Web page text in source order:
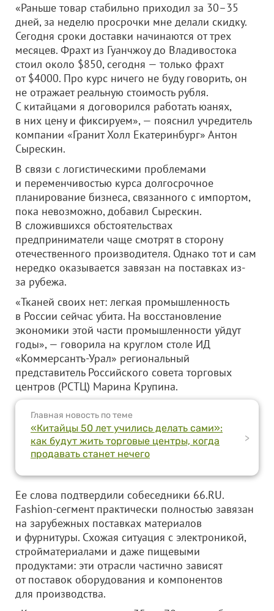
«Раньше товар стабильно приходил за 30–35
дней, за неделю просрочки мне делали скидку.
Сегодня сроки доставки начинаются от трех
месяцев. Фрахт из Гуанчжоу до Владивостока
стоил около $850, сегодня — только фрахт
от $4000. Про курс ничего не буду говорить, он
не отражает реальную стоимость рубля.
С китайцами я договорился работать юанях,
в них цену и фиксируем», — пояснил учредитель
компании «Гранит Холл Екатеринбург» Антон
Сырескин.
В связи с логистическими проблемами
и переменчивостью курса долгосрочное
планирование бизнеса, связанного с импортом,
пока невозможно, добавил Сырескин.
В сложившихся обстоятельствах
предприниматели чаще смотрят в сторону
отечественного производителя. Однако тот и сам
нередко оказывается завязан на поставках из-
за рубежа.
«Тканей своих нет: легкая промышленность
в России сейчас убита. На восстановление
экономики этой части промышленности уйдут
годы», — говорила на круглом столе ИД
«Коммерсантъ-Урал» региональный
представитель Российского совета торговых
центров (РСТЦ) Марина Крупина.
Главная новость по теме
«Китайцы 50 лет учились делать сами»:
как будут жить торговые центры, когда
продавать станет нечего
>
Ее слова подтвердили собеседники 66.RU.
Fashion-сегмент практически полностью завязан
на зарубежных поставках материалов
и фурнитуры. Схожая ситуация с электроникой,
стройматериалами и даже пищевыми
продуктами: эти отрасли частично зависят
от поставок оборудования и компонентов
для производства.